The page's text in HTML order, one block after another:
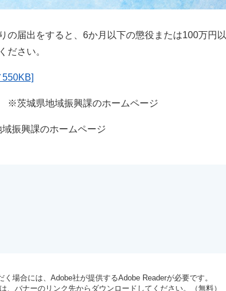
届出をすると、6か月以下の懲役または100万円以
ださい。
※茨城県地域振興課のホームページ
振興課のホームページ
場合には、Adobe社が提供するAdobe Readerが必要です。
、バナーのリンク先からダウンロードしてください。（無料）